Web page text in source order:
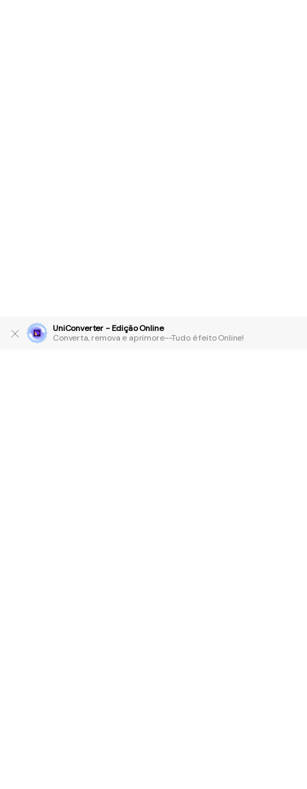
UniConverter - Edição Online
Converta, remova e aprimore--Tudo é feito Online!